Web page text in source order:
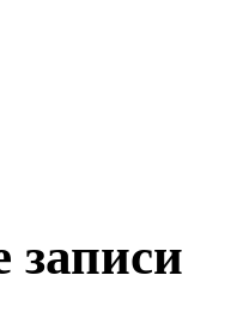
записи